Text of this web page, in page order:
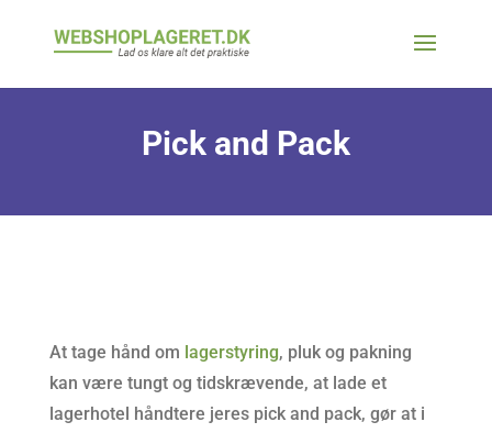
Pick and Pack
At tage hånd om lagerstyring, pluk og pakning
kan være tungt og tidskrævende, at lade et
lagerhotel håndtere jeres pick and pack, gør at i